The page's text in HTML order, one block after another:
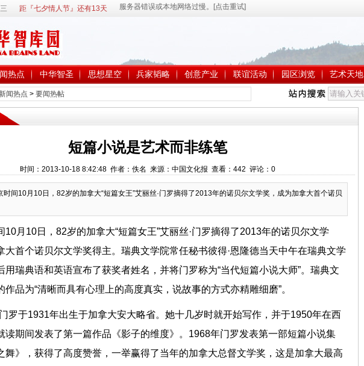
距『七夕情人节』还有13天
热点 中华智圣 思想星空 兵家韬略 创意产业 联谊活动 园区浏览 艺术天地
新闻热点 > 要闻热帖
短篇小说是艺术而非练笔
时间：2013-10-18 8:42:48 作者：佚名 来源：中国文化报 查看： 442 评论： 0
时间10月10日，82岁的加拿大“短篇女王”艾丽丝·门罗摘得了2013年的诺贝尔文学奖，成为加拿大首个诺贝
10月10日，82岁的加拿大“短篇女王”艾丽丝·门罗摘得了2013年的诺贝尔文学
大首个诺贝尔文学奖得主。瑞典文学院常任秘书彼得·恩隆德当天中午在瑞典文学
用瑞典语和英语宣布了获奖者姓名，并将门罗称为“当代短篇小说大师”。瑞典文
作品为“清晰而具有心理上的高度真实，说故事的方式亦精雕细磨”。
罗于1931年出生于加拿大安大略省。她十几岁时就开始写作，并于1950年在西
读期间发表了第一篇作品《影子的维度》。1968年门罗发表第一部短篇小说集
舞》，获得了高度赞誉，一举赢得了当年的加拿大总督文学奖，这是加拿大最高